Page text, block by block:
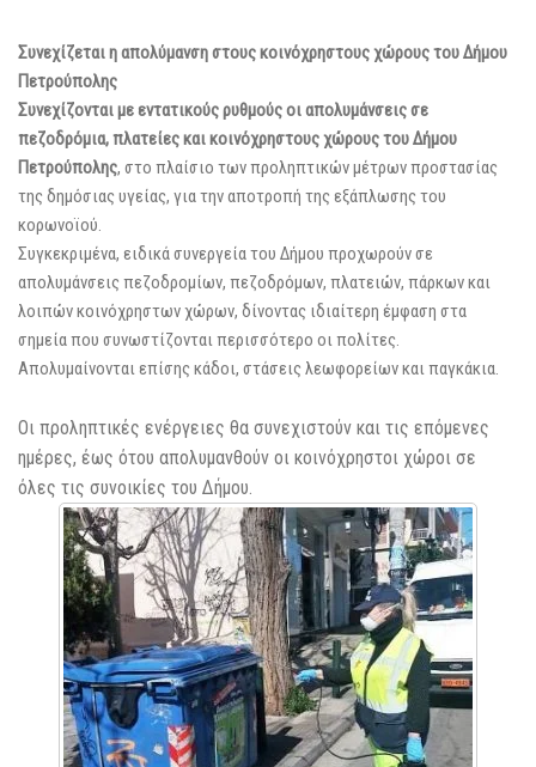
Συνεχίζεται η απολύμανση στους κοινόχρηστους χώρους του Δήμου
Πετρούπολης
Συνεχίζονται με εντατικούς ρυθμούς οι απολυμάνσεις σε
πεζοδρόμια, πλατείες και κοινόχρηστους χώρους του Δήμου
Πετρούπολης, στο πλαίσιο των προληπτικών μέτρων προστασίας
της δημόσιας υγείας, για την αποτροπή της εξάπλωσης του
κορωνοϊού.
Συγκεκριμένα, ειδικά συνεργεία του Δήμου προχωρούν σε
απολυμάνσεις πεζοδρομίων, πεζοδρόμων, πλατειών, πάρκων και
λοιπών κοινόχρηστων χώρων, δίνοντας ιδιαίτερη έμφαση στα
σημεία που συνωστίζονται περισσότερο οι πολίτες.
Απολυμαίνονται επίσης κάδοι, στάσεις λεωφορείων και παγκάκια.
Οι προληπτικές ενέργειες θα συνεχιστούν και τις επόμενες
ημέρες, έως ότου απολυμανθούν οι κοινόχρηστοι χώροι σε
όλες τις συνοικίες του Δήμου.